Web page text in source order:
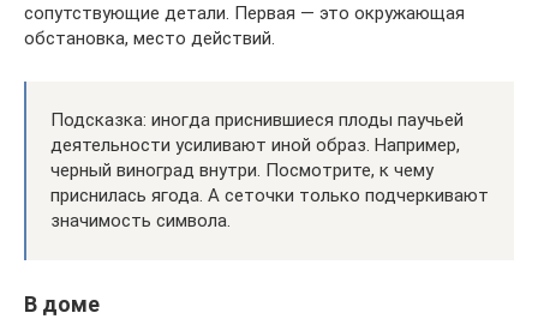
сопутствующие детали. Первая — это окружающая
обстановка, место действий.
Подсказка: иногда приснившиеся плоды паучьей
деятельности усиливают иной образ. Например,
черный виноград внутри. Посмотрите, к чему
приснилась ягода. А сеточки только подчеркивают
значимость символа.
В доме